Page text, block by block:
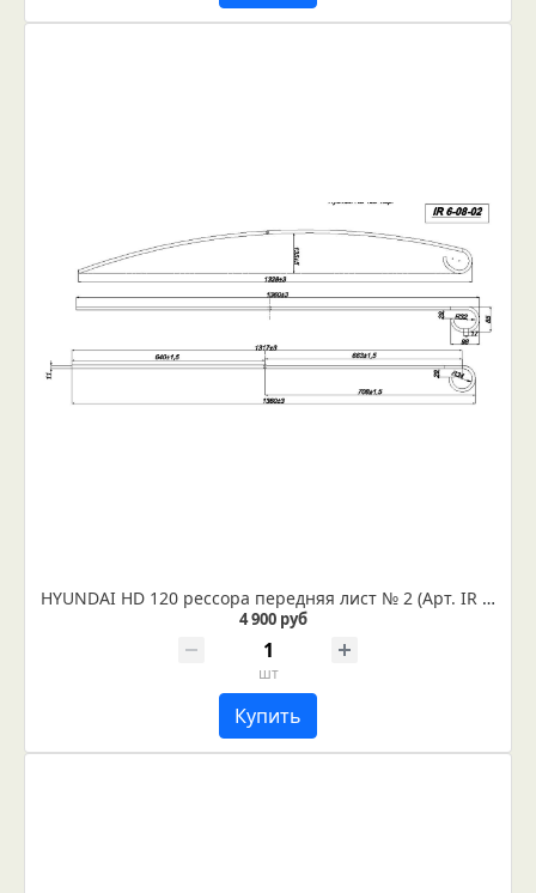
HYUNDAI HD 120 рессора передняя лист № 2 (Арт. IR 06-08-02)
4 900 руб
шт
Купить